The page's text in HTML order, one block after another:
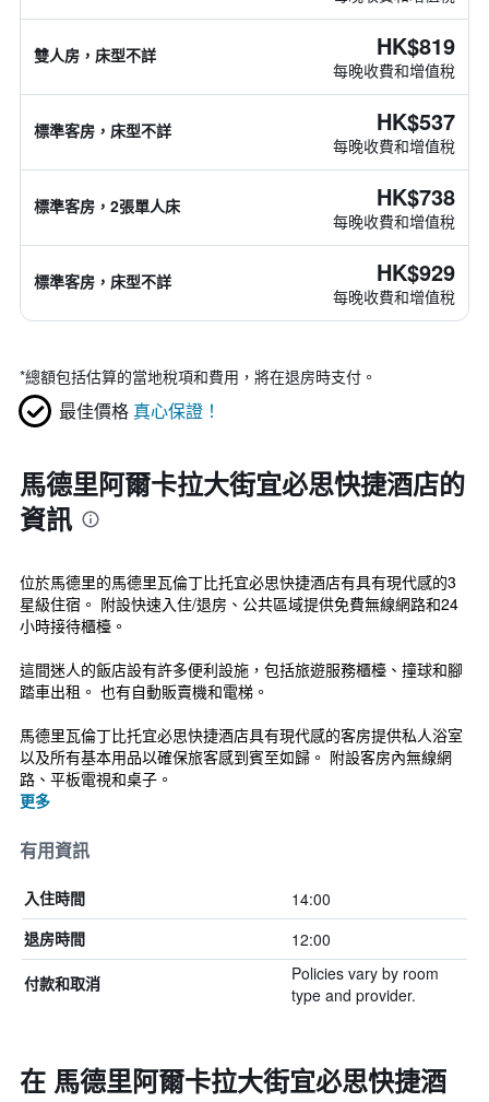
雙人房，床型不詳 HK$819
每晚收費和增值稅
標準客房，床型不詳 HK$537
每晚收費和增值稅
標準客房，2張單人床 HK$738
每晚收費和增值稅
標準客房，床型不詳 HK$929
每晚收費和增值稅
*總額包括估算的當地稅項和費用，將在退房時支付。
最佳價格 真心保證！
馬德里阿爾卡拉大街宜必思快捷酒店的
資訊
位於馬德里的馬德里瓦倫丁比托宜必思快捷酒店有具有現代感的3
星級住宿。 附設快速入住/退房、公共區域提供免費無線網路和24
小時接待櫃檯。
這間迷人的飯店設有許多便利設施，包括旅遊服務櫃檯、撞球和腳
踏車出租。 也有自動販賣機和電梯。
馬德里瓦倫丁比托宜必思快捷酒店具有現代感的客房提供私人浴室
以及所有基本用品以確保旅客感到賓至如歸。 附設客房內無線網
路、平板電視和桌子。
更多
有用資訊
入住時間 14:00
退房時間 12:00
付款和取消
Policies vary by room
type and provider.
在 馬德里阿爾卡拉大街宜必思快捷酒